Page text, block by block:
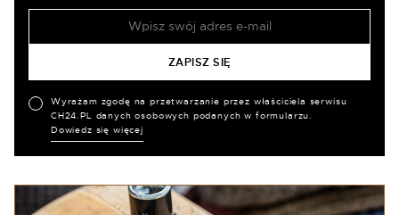
Wyrażam zgodę na przetwarzanie przez właściciela serwisu
CH24.PL danych osobowych podanych w formularzu.
Dowiedz się więcej